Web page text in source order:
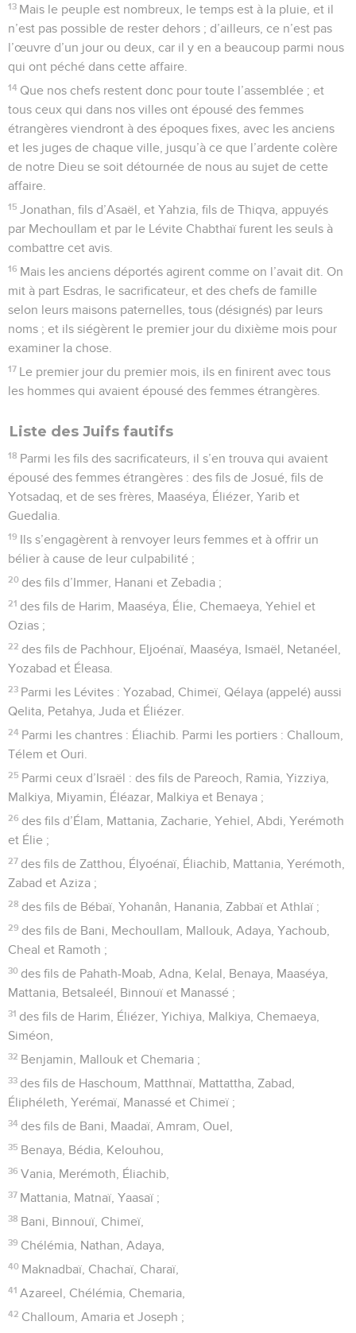
13 Mais le peuple est nombreux, le temps est à la pluie, et il
n’est pas possible de rester dehors ; d’ailleurs, ce n’est pas
l’œuvre d’un jour ou deux, car il y en a beaucoup parmi nous
qui ont péché dans cette affaire.
14 Que nos chefs restent donc pour toute l’assemblée ; et
tous ceux qui dans nos villes ont épousé des femmes
étrangères viendront à des époques fixes, avec les anciens
et les juges de chaque ville, jusqu’à ce que l’ardente colère
de notre Dieu se soit détournée de nous au sujet de cette
affaire.
15 Jonathan, fils d’Asaël, et Yahzia, fils de Thiqva, appuyés
par Mechoullam et par le Lévite Chabthaï furent les seuls à
combattre cet avis.
16 Mais les anciens déportés agirent comme on l’avait dit. On
mit à part Esdras, le sacrificateur, et des chefs de famille
selon leurs maisons paternelles, tous (désignés) par leurs
noms ; et ils siégèrent le premier jour du dixième mois pour
examiner la chose.
17 Le premier jour du premier mois, ils en finirent avec tous
les hommes qui avaient épousé des femmes étrangères.
Liste des Juifs fautifs
18 Parmi les fils des sacrificateurs, il s’en trouva qui avaient
épousé des femmes étrangères : des fils de Josué, fils de
Yotsadaq, et de ses frères, Maaséya, Éliézer, Yarib et
Guedalia.
19 Ils s’engagèrent à renvoyer leurs femmes et à offrir un
bélier à cause de leur culpabilité ;
20 des fils d’Immer, Hanani et Zebadia ;
21 des fils de Harim, Maaséya, Élie, Chemaeya, Yehiel et
Ozias ;
22 des fils de Pachhour, Eljoénaï, Maaséya, Ismaël, Netanéel,
Yozabad et Éleasa.
23 Parmi les Lévites : Yozabad, Chimeï, Qélaya (appelé) aussi
Qelita, Petahya, Juda et Éliézer.
24 Parmi les chantres : Éliachib. Parmi les portiers : Challoum,
Télem et Ouri.
25 Parmi ceux d’Israël : des fils de Pareoch, Ramia, Yizziya,
Malkiya, Miyamin, Éléazar, Malkiya et Benaya ;
26 des fils d’Élam, Mattania, Zacharie, Yehiel, Abdi, Yerémoth
et Élie ;
27 des fils de Zatthou, Élyoénaï, Éliachib, Mattania, Yerémoth,
Zabad et Aziza ;
28 des fils de Bébaï, Yohanân, Hanania, Zabbaï et Athlaï ;
29 des fils de Bani, Mechoullam, Mallouk, Adaya, Yachoub,
Cheal et Ramoth ;
30 des fils de Pahath-Moab, Adna, Kelal, Benaya, Maaséya,
Mattania, Betsaleél, Binnouï et Manassé ;
31 des fils de Harim, Éliézer, Yichiya, Malkiya, Chemaeya,
Siméon,
32 Benjamin, Mallouk et Chemaria ;
33 des fils de Haschoum, Matthnaï, Mattattha, Zabad,
Éliphéleth, Yerémaï, Manassé et Chimeï ;
34 des fils de Bani, Maadaï, Amram, Ouel,
35 Benaya, Bédia, Kelouhou,
36 Vania, Merémoth, Éliachib,
37 Mattania, Matnaï, Yaasaï ;
38 Bani, Binnouï, Chimeï,
39 Chélémia, Nathan, Adaya,
40 Maknadbaï, Chachaï, Charaï,
41 Azareel, Chélémia, Chemaria,
42 Challoum, Amaria et Joseph ;